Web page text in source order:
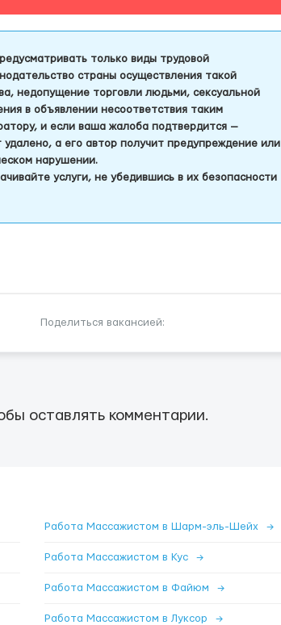
только виды трудовой
страны осуществления такой
недопущение торговли людьми, сексуальной
в объявлении несоответствия таким
и если ваша жалоба подтвердится —
а его автор получит предупреждение или
нарушении.
услуги, не убедившись в их безопасности
Поделиться вакансией:
оставлять комментарии.
Работа Массажистом в Шарм-эль-Шейх →
Работа Массажистом в Кус →
Работа Массажистом в Файюм →
Работа Массажистом в Луксор →